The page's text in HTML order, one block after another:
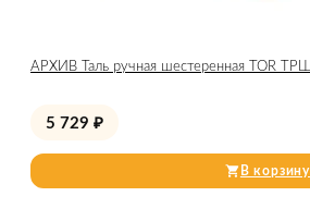
АРХИВ Таль ручная шестеренная TOR
5 729 ₽
В корзину